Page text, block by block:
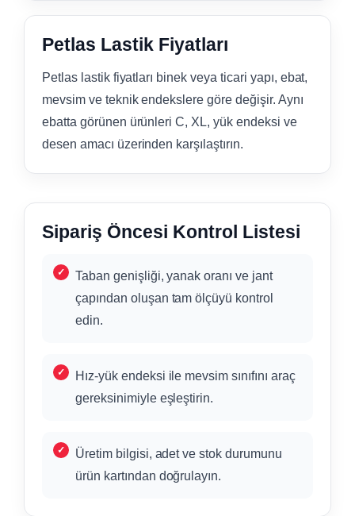
Petlas Lastik Fiyatları
Petlas lastik fiyatları binek veya ticari yapı, ebat,
mevsim ve teknik endekslere göre değişir. Aynı
ebatta görünen ürünleri C, XL, yük endeksi ve
desen amacı üzerinden karşılaştırın.
Sipariş Öncesi Kontrol Listesi
Taban genişliği, yanak oranı ve jant
çapından oluşan tam ölçüyü kontrol
edin.
Hız-yük endeksi ile mevsim sınıfını araç
gereksinimiyle eşleştirin.
Üretim bilgisi, adet ve stok durumunu
ürün kartından doğrulayın.